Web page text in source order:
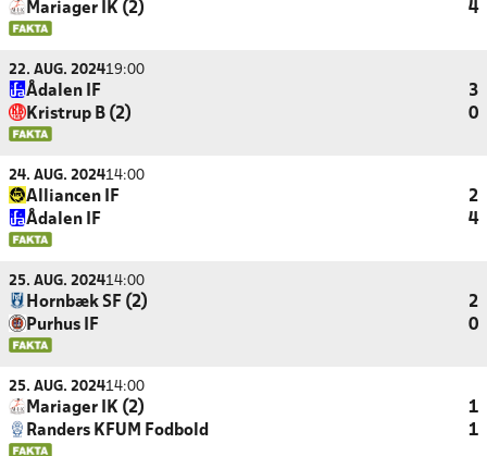
Mariager IK (2)
4
22. AUG. 202419:00
Ådalen IF
3
Kristrup B (2)
0
24. AUG. 202414:00
Alliancen IF
2
Ådalen IF
4
25. AUG. 202414:00
Hornbæk SF (2)
2
Purhus IF
0
25. AUG. 202414:00
Mariager IK (2)
1
Randers KFUM Fodbold
1